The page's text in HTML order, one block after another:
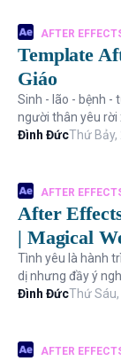
AFTER
Template
Giáo
Sinh - lão - bệnh -
người thân yêu rời
hoặc vi...
Đình ĐứcThứ Bảy,
AFTER
After
| Magical
Tình yêu là hành
dị nhưng đầy ý
trở thành nhữn...
Đình ĐứcThứ
AFTER